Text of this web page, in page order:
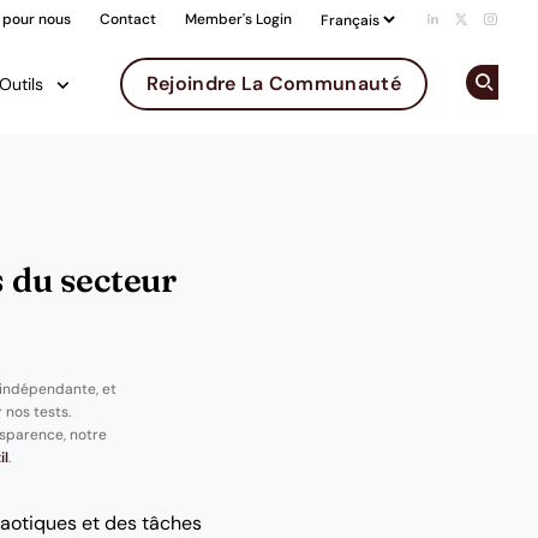
nous Contact Member's Login Add us on
Follow
Rejoindre La Communauté
du secteur
et
nos tests.
notre
.
et des tâches